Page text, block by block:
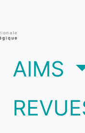
AIMS